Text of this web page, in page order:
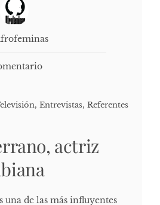
, Entrevistas, Referentes
actriz
una de las más influyentes